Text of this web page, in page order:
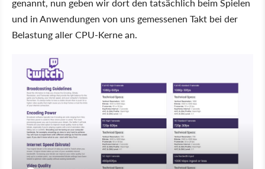
und in Anwendungen von uns gemessenen Takt bei der
Belastung aller CPU-Kerne an.